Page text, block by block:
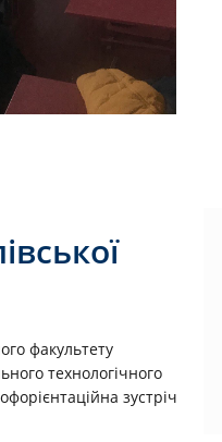
факультету
технологічного
зустріч